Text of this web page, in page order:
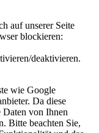
auf unserer Seite
blockieren:
deaktivieren.
wie Google
Da diese
Daten von Ihnen
Bitte beachten Sie,